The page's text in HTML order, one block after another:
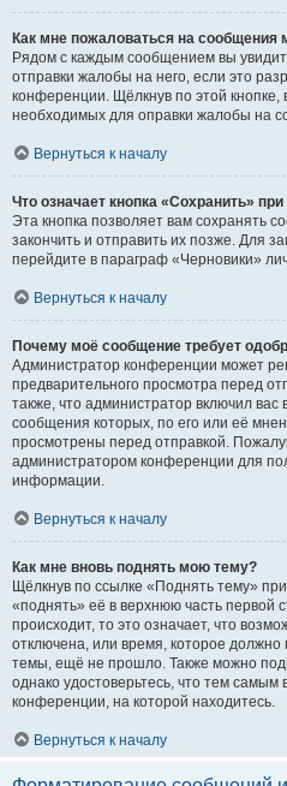
Как мне пожаловаться на сообщения
Рядом с каждым сообщением вы
отправки жалобы на него, если это
конференции. Щёлкнув по этой
необходимых для оправки жалобы на
Вернуться к началу
Что означает кнопка «Сохранить»
Эта кнопка позволяет вам сохранять
закончить и отправить их позже. Для
перейдите в параграф «Черновики»
Вернуться к началу
Почему моё сообщение требует
Администратор конференции может
предварительного просмотра перед
также, что администратор включил вас
сообщения которых, по его или её
просмотрены перед отправкой.
администратором конференции для
информации.
Вернуться к началу
Как мне вновь поднять мою тему?
Щёлкнув по ссылке «Поднять тему»
«поднять» её в верхнюю часть первой
происходит, то это означает, что
отключена, или время, которое должно
темы, ещё не прошло. Также можно
однако удостоверьтесь, что тем
конференции, на которой находитесь.
Вернуться к началу